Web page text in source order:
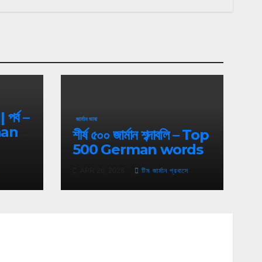
পর্ব –
জার্মান ভাষা
শীর্ষ ৫০০ জার্মান শব্দাবলি – Top
500 German words
টিম জার্মান প্রবাসে